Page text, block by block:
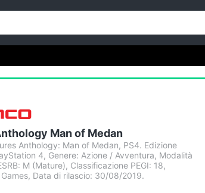
Man of Medan
Anthology: Man of Medan, PS4. Edizione
4, Genere: Azione / Avventura, Modalità
M (Mature), Classificazione PEGI: 18,
Data di rilascio: 30/08/2019.